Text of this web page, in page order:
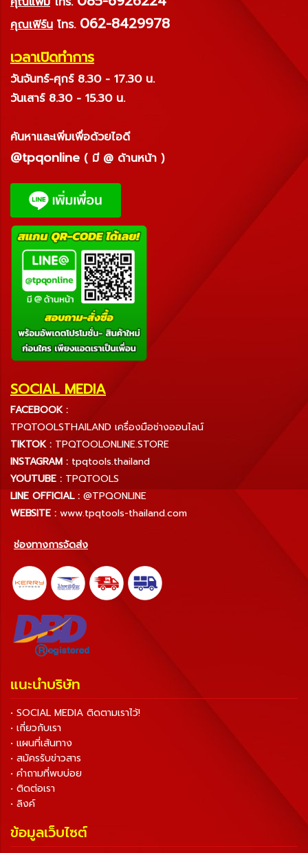
คุณเฟิร์น โทร. 062-8429978
เวลาเปิดทำการ
วันจันทร์-ศุกร์ 8.30 - 17.30 น.
วันเสาร์ 8.30 - 15.30 น.
ค้นหาและเพิ่มเพื่อด้วยไอดี
@tpqonline ( มี @ ด้านหน้า )
SOCIAL MEDIA
FACEBOOK :
TPQTOOLSTHAILAND เครื่องมือช่างออนไลน์
TIKTOK : TPQTOOLONLINE.STORE
INSTAGRAM : tpqtools.thailand
YOUTUBE : TPQTOOLS
LINE OFFICIAL : @TPQONLINE
WEBSITE : www.tpqtools-thailand.com
ช่องทางการจัดส่ง
แนะนำบริษัท
• SOCIAL MEDIA ติดตามเราไว้!
• เกี่ยวกับเรา
• แผนที่เส้นทาง
• สมัครรับข่าวสาร
• คำถามที่พบบ่อย
• ติดต่อเรา
• ลิงค์
ข้อมูลเว็บไซต์